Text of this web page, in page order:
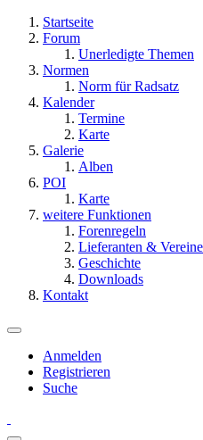
Startseite
Forum
Unerledigte Themen
Normen
Norm für Radsatz
Kalender
Termine
Karte
Galerie
Alben
POI
Karte
weitere Funktionen
Forenregeln
Lieferanten & Vereine
Geschichte
Downloads
Kontakt
Anmelden
Registrieren
Suche